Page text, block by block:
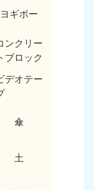
ヨギボー
ンクリー
ブロック
デオテー
傘
土
石川県
年中無休
山梨県
5257
年中無休